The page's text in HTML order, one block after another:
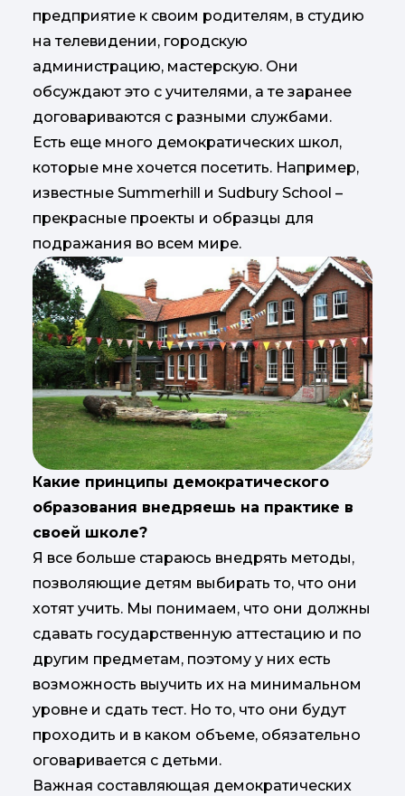
предприятие к своим родителям, в студию
на телевидении, городскую
администрацию, мастерскую. Они
обсуждают это с учителями, а те заранее
договариваются с разными службами.
Есть еще много демократических школ,
которые мне хочется посетить. Например,
известные Summerhill и Sudbury School –
прекрасные проекты и образцы для
подражания во всем мире.
Какие принципы демократического
образования внедряешь на практике в
своей школе?
Я все больше стараюсь внедрять методы,
позволяющие детям выбирать то, что они
хотят учить. Мы понимаем, что они должны
сдавать государственную аттестацию и по
другим предметам, поэтому у них есть
возможность выучить их на минимальном
уровне и сдать тест. Но то, что они будут
проходить и в каком объеме, обязательно
оговаривается с детьми.
Важная составляющая демократических